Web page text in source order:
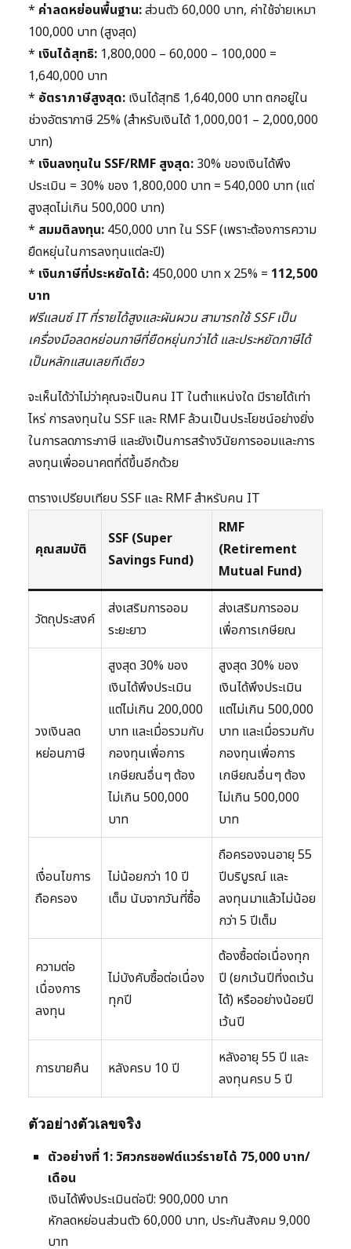
* ค่าลดหย่อนพื้นฐาน:ส่วนตัว 60,000 บาท, ค่าใช้จ่ายเหมา
100,000 บาท (สูงสุด)
* เงินได้สุทธิ: 1,800,000 – 60,000 – 100,000 =
1,640,000 บาท
* อัตราภาษีสูงสุด: เงินได้สุทธิ 1,640,000 บาท ตกอยู่ใน
ช่วงอัตราภาษี 25% (สำหรับเงินได้ 1,000,001 – 2,000,000
บาท)
* เงินลงทุนใน SSF/RMF สูงสุด: 30% ของเงินได้พึง
ประเมิน = 30% ของ 1,800,000 บาท = 540,000 บาท (แต่
สูงสุดไม่เกิน 500,000 บาท)
* สมมติลงทุน: 450,000 บาท ใน SSF (เพราะต้องการความ
ยืดหยุ่นในการลงทุนแต่ละปี)
* เงินภาษีที่ประหยัดได้: 450,000 บาท x 25% = 112,500
บาท
ฟรีแลนซ์ IT ที่รายได้สูงและผันผวน สามารถใช้ SSF เป็น
เครื่องมือลดหย่อนภาษีที่ยืดหยุ่นกว่าได้ และประหยัดภาษีได้
เป็นหลักแสนเลยทีเดียว
จะเห็นได้ว่าไม่ว่าคุณจะเป็นคน IT ในตำแหน่งใด มีรายได้เท่า
ไหร่ การลงทุนใน SSF และ RMF ล้วนเป็นประโยชน์อย่างยิ่ง
ในการลดภาระภาษี และยังเป็นการสร้างวินัยการออมและการ
ลงทุนเพื่ออนาคตที่ดีขึ้นอีกด้วย
ตารางเปรียบเทียบ SSF และ RMF สำหรับคน IT
คุณสมบัติ
SSF (Super
Savings Fund)
RMF
(Retirement
Mutual Fund)
วัตถุประสงค์
ส่งเสริมการออม
ระยะยาว
ส่งเสริมการออม
เพื่อการเกษียณ
วงเงินลด
หย่อนภาษี
สูงสุด 30% ของ
เงินได้พึงประเมิน
แต่ไม่เกิน 200,000
บาท และเมื่อรวมกับ
กองทุนเพื่อการ
เกษียณอื่นๆ ต้อง
ไม่เกิน 500,000
บาท
สูงสุด 30% ของ
เงินได้พึงประเมิน
แต่ไม่เกิน 500,000
บาท และเมื่อรวมกับ
กองทุนเพื่อการ
เกษียณอื่นๆ ต้อง
ไม่เกิน 500,000
บาท
เงื่อนไขการ
ถือครอง
ไม่น้อยกว่า 10 ปี
เต็ม นับจากวันที่ซื้อ
ถือครองจนอายุ 55
ปีบริบูรณ์ และ
ลงทุนมาแล้วไม่น้อย
กว่า 5 ปีเต็ม
ความต่อ
เนื่องการ
ลงทุน
ไม่บังคับซื้อต่อเนื่อง
ทุกปี
ต้องซื้อต่อเนื่องทุก
ปี (ยกเว้นปีที่งดเว้น
ได้) หรืออย่างน้อยปี
เว้นปี
การขายคืน หลังครบ 10 ปี
หลังอายุ 55 ปี และ
ลงทุนครบ 5 ปี
ตัวอย่างตัวเลขจริง
ตัวอย่างที่ 1: วิศวกรซอฟต์แวร์รายได้ 75,000 บาท/
เดือน
เงินได้พึงประเมินต่อปี: 900,000 บาท
หักลดหย่อนส่วนตัว 60,000 บาท, ประกันสังคม 9,000
บาท